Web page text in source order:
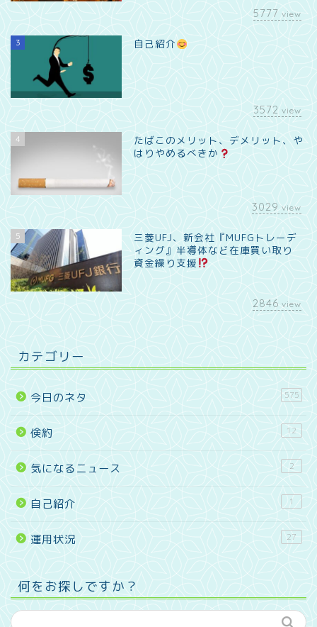
5777 view
3 自己紹介
3572 view
4
たばこのメリット、デメリット、や
はりやめるべきか
3029 view
5
三菱UFJ、新会社『MUFGトレーデ
ィング』半導体など在庫買い取り
資金繰り支援
2846 view
カテゴリー
今日のネタ 575
倹約 12
気になるニュース 2
自己紹介 1
運用状況 27
何をお探しですか？